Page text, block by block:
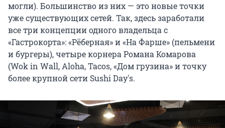
могли). Большинство из них — это новые точки
уже существующих сетей. Так, здесь заработали
все три концепции одного владельца с
«Гастрокорта»: «Рёберная» и «На Фарше» (пельмени
и бургеры), четыре корнера Романа Комарова
(Wok in Wall, Aloha, Tacos, «Дом грузина» и точку
более крупной сети Sushi Day's.